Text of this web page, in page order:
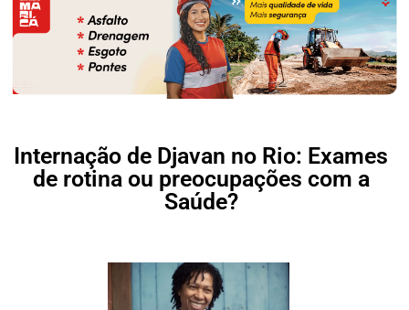
Internação de Djavan no Rio: Exames
de rotina ou preocupações com a
Saúde?